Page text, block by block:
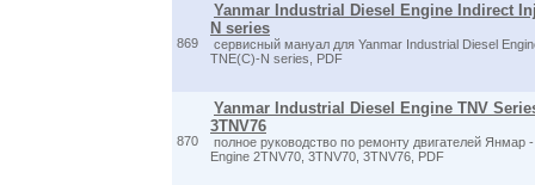
869
Yanmar Industrial Diesel Engine Indirect
N series
сервисный мануал для Yanmar Industrial Diesel
TNE(C)-N series, PDF
870
Yanmar Industrial Diesel Engine TNV
3TNV76
полное руководство по ремонту двигателей Янмар
Engine 2TNV70, 3TNV70, 3TNV76, PDF